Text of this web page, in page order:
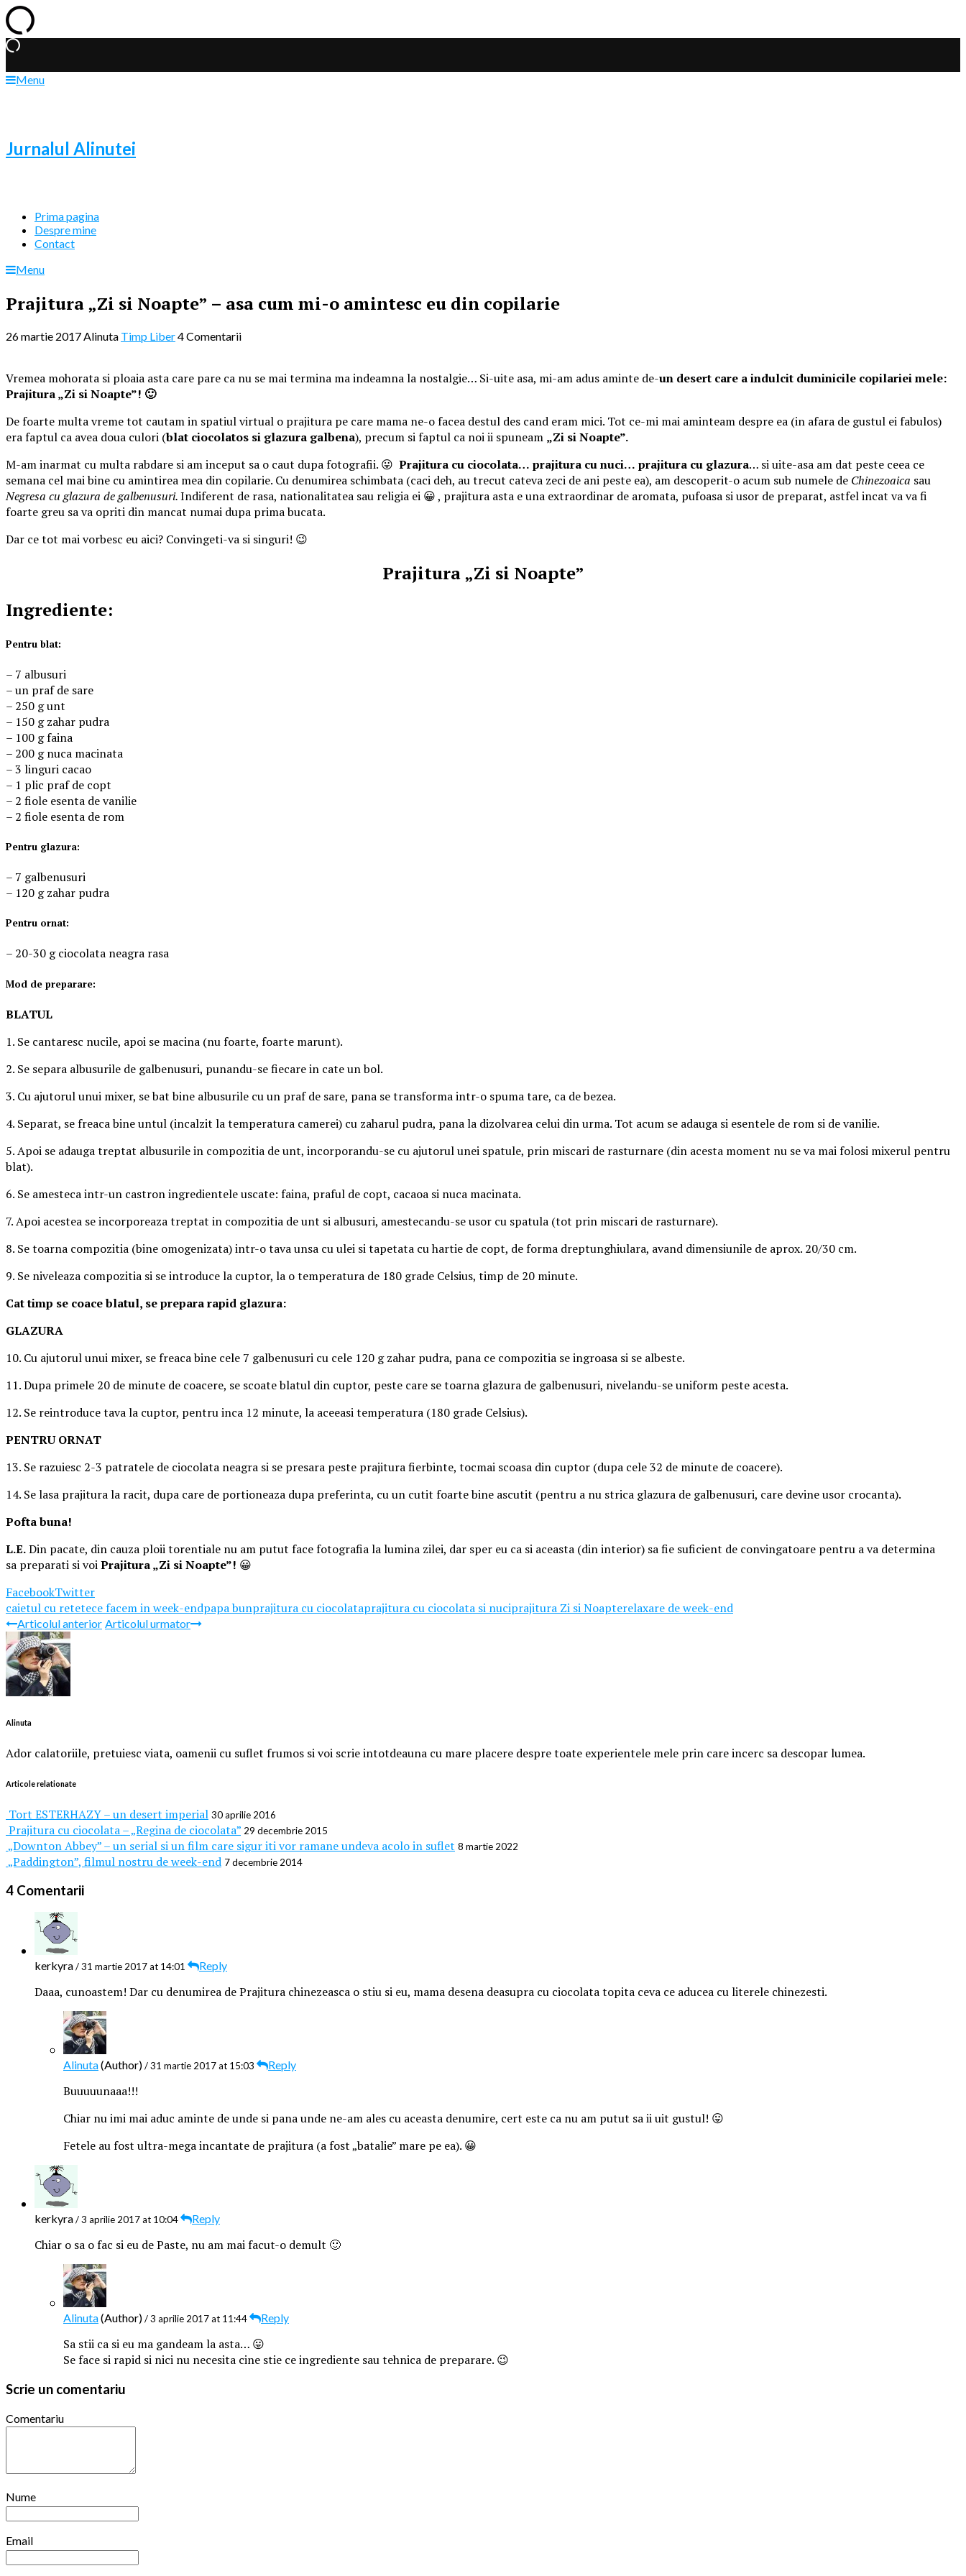
Menu
Jurnalul Alinutei
Prima pagina
Despre mine
Contact
Menu
Prajitura „Zi si Noapte” – asa cum mi-o amintesc eu din copilarie
26 martie 2017 Alinuta Timp Liber4 Comentarii
Vremea mohorata si ploaia asta care pare ca nu se mai termina ma indeamna la nostalgie… Si-uite asa, mi-am adus aminte de-un desert care a indulcit duminicile copilariei mele:
Prajitura „Zi si Noapte”! 🙂
De foarte multa vreme tot cautam in spatiul virtual o prajitura pe care mama ne-o facea destul des cand eram mici. Tot ce-mi mai aminteam despre ea (in afara de gustul ei fabulos)
era faptul ca avea doua culori (blat ciocolatos si glazura galbena), precum si faptul ca noi ii spuneam „Zi si Noapte”.
M-am inarmat cu multa rabdare si am inceput sa o caut dupa fotografii. 😛 Prajitura cu ciocolata… prajitura cu nuci… prajitura cu glazura… si uite-asa am dat peste ceea ce
semana cel mai bine cu amintirea mea din copilarie. Cu denumirea schimbata (caci deh, au trecut cateva zeci de ani peste ea), am descoperit-o acum sub numele de Chinezoaica sau
Negresa cu glazura de galbenusuri.Indiferent de rasa, nationalitatea sau religia ei 😀 , prajitura asta e una extraordinar de aromata, pufoasa si usor de preparat, astfel incat va va fi
foarte greu sa va opriti din mancat numai dupa prima bucata.
Dar ce tot mai vorbesc eu aici? Convingeti-va si singuri! 😉
Prajitura „Zi si Noapte”
Ingrediente:
Pentru blat:
– 7 albusuri
– un praf de sare
– 250 g unt
– 150 g zahar pudra
– 100 g faina
– 200 g nuca macinata
– 3 linguri cacao
– 1 plic praf de copt
– 2 fiole esenta de vanilie
– 2 fiole esenta de rom
Pentru glazura:
– 7 galbenusuri
– 120 g zahar pudra
Pentru ornat:
– 20-30 g ciocolata neagra rasa
Mod de preparare:
BLATUL
1. Se cantaresc nucile, apoi se macina (nu foarte, foarte marunt).
2. Se separa albusurile de galbenusuri, punandu-se fiecare in cate un bol.
3. Cu ajutorul unui mixer, se bat bine albusurile cu un praf de sare, pana se transforma intr-o spuma tare, ca de bezea.
4. Separat, se freaca bine untul (incalzit la temperatura camerei) cu zaharul pudra, pana la dizolvarea celui din urma. Tot acum se adauga si esentele de rom si de vanilie.
5. Apoi se adauga treptat albusurile in compozitia de unt, incorporandu-se cu ajutorul unei spatule, prin miscari de rasturnare (din acesta moment nu se va mai folosi mixerul pentru
blat).
6. Se amesteca intr-un castron ingredientele uscate: faina, praful de copt, cacaoa si nuca macinata.
7. Apoi acestea se incorporeaza treptat in compozitia de unt si albusuri, amestecandu-se usor cu spatula (tot prin miscari de rasturnare).
8. Se toarna compozitia (bine omogenizata) intr-o tava unsa cu ulei si tapetata cu hartie de copt, de forma dreptunghiulara, avand dimensiunile de aprox. 20/30 cm.
9. Se niveleaza compozitia si se introduce la cuptor, la o temperatura de 180 grade Celsius, timp de 20 minute.
Cat timp se coace blatul, se prepara rapid glazura:
GLAZURA
10. Cu ajutorul unui mixer, se freaca bine cele 7 galbenusuri cu cele 120 g zahar pudra, pana ce compozitia se ingroasa si se albeste.
11. Dupa primele 20 de minute de coacere, se scoate blatul din cuptor, peste care se toarna glazura de galbenusuri, nivelandu-se uniform peste acesta.
12. Se reintroduce tava la cuptor, pentru inca 12 minute, la aceeasi temperatura (180 grade Celsius).
PENTRU ORNAT
13. Se razuiesc 2-3 patratele de ciocolata neagra si se presara peste prajitura fierbinte, tocmai scoasa din cuptor (dupa cele 32 de minute de coacere).
14. Se lasa prajitura la racit, dupa care de portioneaza dupa preferinta, cu un cutit foarte bine ascutit (pentru a nu strica glazura de galbenusuri, care devine usor crocanta).
Pofta buna!
L.E.Din pacate, din cauza ploii torentiale nu am putut face fotografia la lumina zilei, dar sper eu ca si aceasta (din interior) sa fie suficient de convingatoare pentru a va determina
sa preparati si voiPrajitura „Zi si Noapte”! 😀
FacebookTwitter
caietul cu retetece facem in week-endpapa bunprajitura cu ciocolataprajitura cu ciocolata si nuciprajitura Zi si Noapterelaxare de week-end
Articolul anterior Articolul urmator
Alinuta
Ador calatoriile, pretuiesc viata, oamenii cu suflet frumos si voi scrie intotdeauna cu mare placere despre toate experientele mele prin care incerc sa descopar lumea.
Articole relationate
Tort ESTERHAZY – un desert imperial 30 aprilie 2016
Prajitura cu ciocolata – „Regina de ciocolata” 29 decembrie 2015
„Downton Abbey” – un serial si un film care sigur iti vor ramane undeva acolo in suflet 8 martie 2022
„Paddington”, filmul nostru de week-end 7 decembrie 2014
4 Comentarii
kerkyra/ 31 martie 2017 at 14:01 Reply
Daaa, cunoastem! Dar cu denumirea de Prajitura chinezeasca o stiu si eu, mama desena deasupra cu ciocolata topita ceva ce aducea cu literele chinezesti.
Alinuta(Author)/ 31 martie 2017 at 15:03 Reply
Buuuuunaaa!!!
Chiar nu imi mai aduc aminte de unde si pana unde ne-am ales cu aceasta denumire, cert este ca nu am putut sa ii uit gustul! 😛
Fetele au fost ultra-mega incantate de prajitura (a fost „batalie” mare pe ea). 😀
kerkyra/ 3 aprilie 2017 at 10:04 Reply
Chiar o sa o fac si eu de Paste, nu am mai facut-o demult 🙂
Alinuta(Author)/ 3 aprilie 2017 at 11:44 Reply
Sa stii ca si eu ma gandeam la asta… 😛
Se face si rapid si nici nu necesita cine stie ce ingrediente sau tehnica de preparare. 😉
Scrie un comentariu
Comentariu
Nume
Email